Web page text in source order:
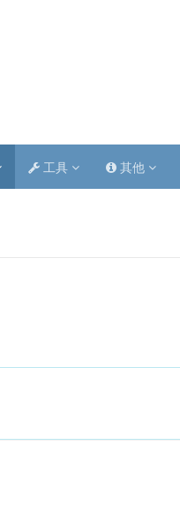
工具 其他